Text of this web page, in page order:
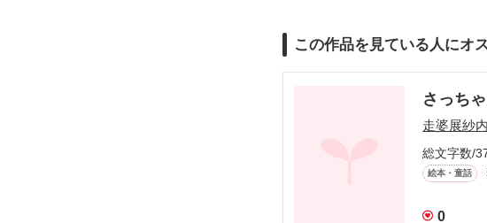
この作品を見ている人にオ
さっち
走婆展紗
総文字数/
絵本・童話
0